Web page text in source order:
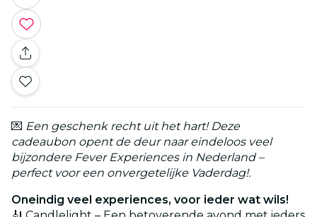
💌 Een geschenk recht uit het hart! Deze
cadeaubon opent de deur naar eindeloos veel
bijzondere Fever Experiences in Nederland –
perfect voor een onvergetelijke Vaderdag!.
Oneindig veel experiences, voor ieder wat wils!